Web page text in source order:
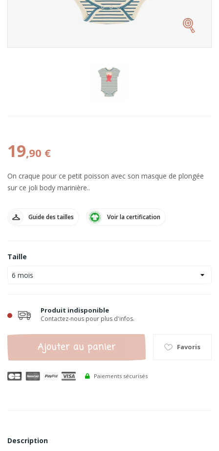
19,90 €
On craque pour ce petit poisson avec son masque de plongée
sur ce joli body marinière..
Guide des tailles Voir la certification
Taille
Produit indisponible
Contactez-nous pour plus d'infos.
Ajouter au panier Favoris
Paiements sécurisés
Description